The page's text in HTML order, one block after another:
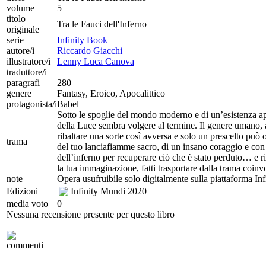
volume
5
titolo
originale
Tra le Fauci dell'Inferno
serie
Infinity Book
autore/i
Riccardo Giacchi
illustratore/i
Lenny Luca Canova
traduttore/i
paragrafi
280
genere
Fantasy, Eroico, Apocalittico
protagonista/iBabel
trama
Sotto le spoglie del mondo moderno e di un’esistenza
della Luce sembra volgere al termine. Il genere
ribaltare una sorte così avversa e solo un prescelto
del tuo lanciafiamme sacro, di un insano coraggio e
dell’inferno per recuperare ciò che è stato perduto… e
la tua immaginazione, fatti trasportare dalla trama
note
Opera usufruibile solo digitalmente sulla piattaforma
Edizioni
Infinity Mundi 2020
media voto
0
Nessuna recensione presente per questo libro
commenti